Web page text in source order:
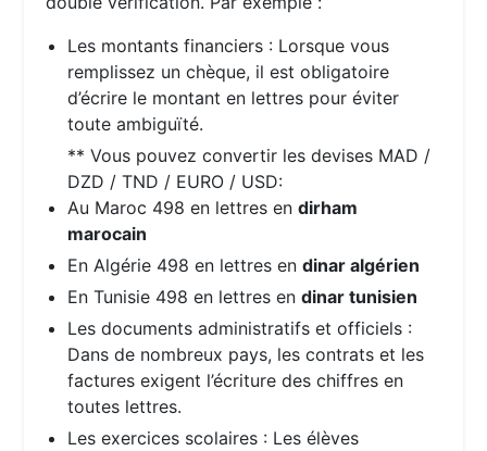
Les montants financiers : Lorsque vous
remplissez un chèque, il est obligatoire
d’écrire le montant en lettres pour éviter
toute ambiguïté.
** Vous pouvez convertir les devises MAD /
DZD / TND / EURO / USD:
Au Maroc 498 en lettres endirham
marocain
En Algérie 498 en lettres endinar algérien
En Tunisie 498 en lettres endinar tunisien
Les documents administratifs et officiels :
Dans de nombreux pays, les contrats et les
factures exigent l’écriture des chiffres en
toutes lettres.
Les exercices scolaires : Les élèves